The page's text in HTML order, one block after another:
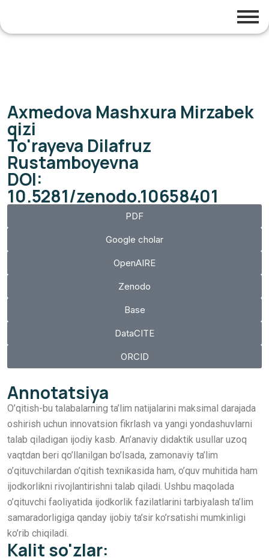
Axmedova Mashxura Mirzabek
qizi
To'rayeva Dilafruz
Rustamboyevna
DOI:
10.5281/zenodo.10658401
PDF
Google cholar
OpenAIRE
Zenodo
Base
DataCITE
ORCID
Annotatsiya
O’qitish-bu talabalarning ta’lim natijalarini maksimal darajada
oshirish uchun innovatsion fikrlash va yangi yondashuvlarni
talab qiladigan ijodiy kasb. An’anaviy didaktik usullar uzoq
vaqtdan beri qo’llanilgan bo’lsada, zamonaviy ta’lim
o’qituvchilardan o’qitish texnikasida ham, o’quv muhitida ham
ijodkorlikni rivojlantirishni talab qiladi. Ushbu maqolada
o’qituvchi faoliyatida ijodkorlik fazilatlarini tarbiyalash ta’lim
samaradorligiga qanday ijobiy ta’sir ko’rsatishi mumkinligi
ko’rib chiqiladi.
Kalit so'zlar: